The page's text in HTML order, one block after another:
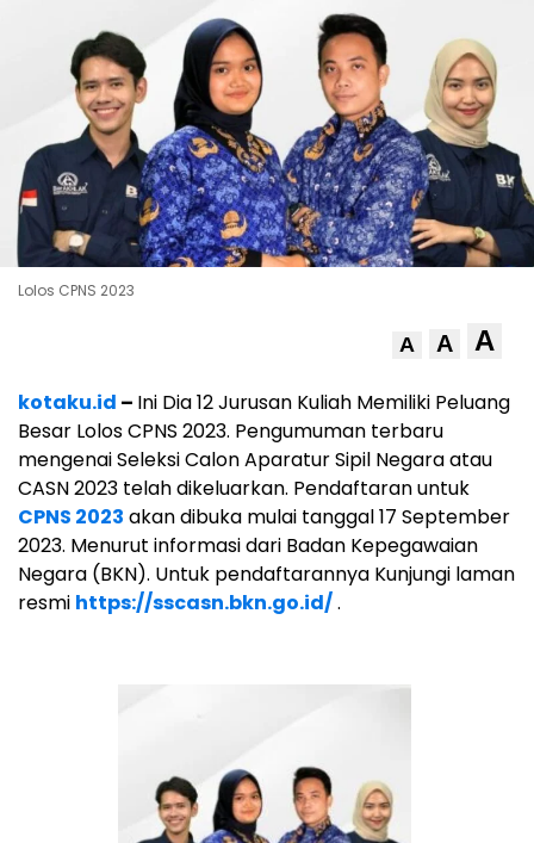
Lolos CPNS 2023
A A A
kotaku.id – Ini Dia 12 Jurusan Kuliah Memiliki Peluang
Besar Lolos CPNS 2023. Pengumuman terbaru
mengenai Seleksi Calon Aparatur Sipil Negara atau
CASN 2023 telah dikeluarkan. Pendaftaran untuk
CPNS 2023 akan dibuka mulai tanggal 17 September
2023. Menurut informasi dari Badan Kepegawaian
Negara (BKN). Untuk pendaftarannya Kunjungi laman
resmi https://sscasn.bkn.go.id/.